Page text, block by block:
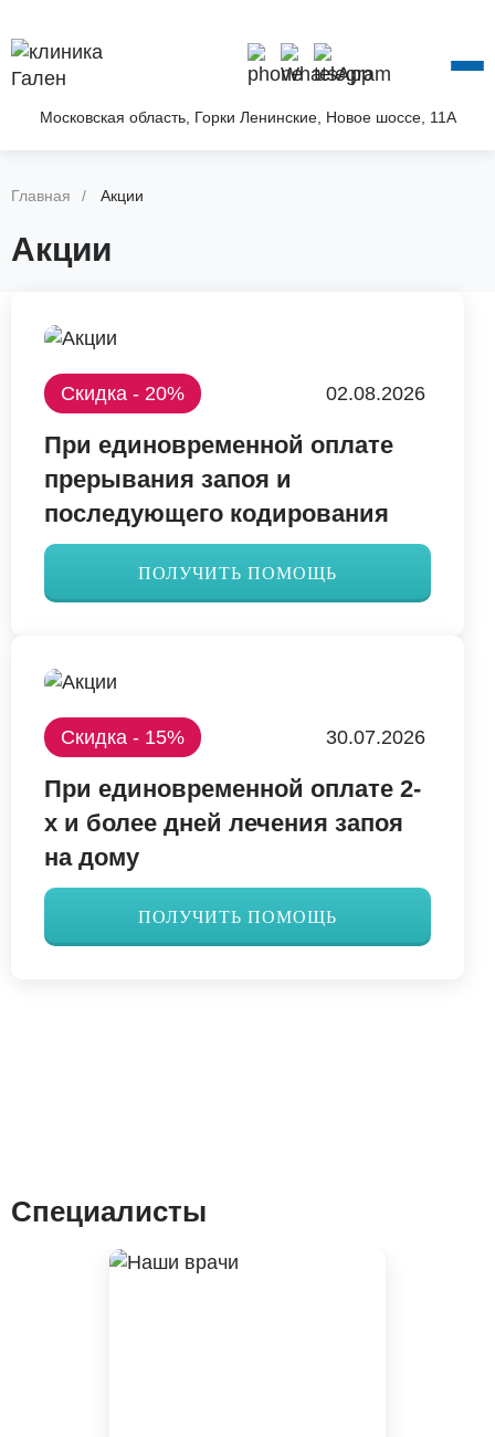
Московская область, Горки Ленинские, Новое шоссе, 11А
О КЛИНИКЕ
УСЛУГИ
КОНТАКТЫ
Главная Акции
Акции
Скидка - 20% 02.08.2026
При единовременной оплате
прерывания запоя и
последующего кодирования
ПОЛУЧИТЬ ПОМОЩЬ
Скидка - 15% 30.07.2026
При единовременной оплате 2-
х и более дней лечения запоя
на дому
ПОЛУЧИТЬ ПОМОЩЬ
Специалисты